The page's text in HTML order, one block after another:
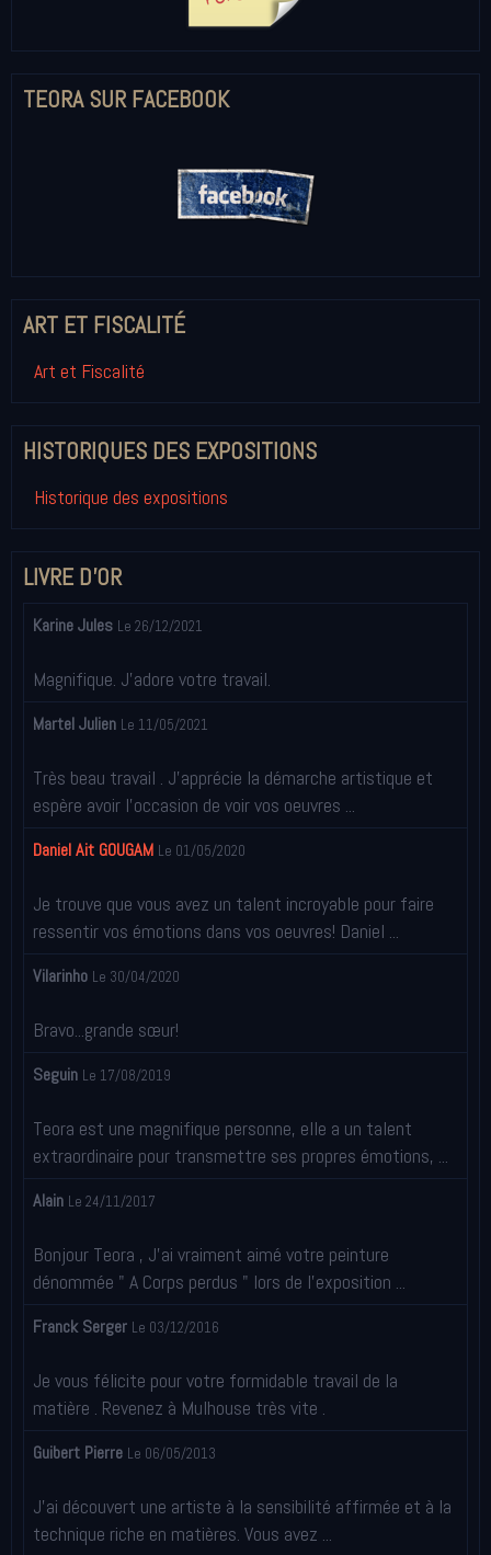
TEORA SUR FACEBOOK
ART ET FISCALITÉ
Art et Fiscalité
HISTORIQUES DES EXPOSITIONS
Historique des expositions
LIVRE D'OR
Karine Jules Le 26/12/2021
Magnifique. J'adore votre travail.
Martel Julien Le 11/05/2021
Très beau travail . J'apprécie la démarche artistique et
espère avoir l'occasion de voir vos oeuvres ...
Daniel Ait GOUGAM Le 01/05/2020
Je trouve que vous avez un talent incroyable pour faire
ressentir vos émotions dans vos oeuvres! Daniel ...
Vilarinho Le 30/04/2020
Bravo...grande sœur!
Seguin Le 17/08/2019
Teora est une magnifique personne, elle a un talent
extraordinaire pour transmettre ses propres émotions, ...
Alain Le 24/11/2017
Bonjour Teora , J'ai vraiment aimé votre peinture
dénommée " A Corps perdus " lors de l'exposition ...
Franck Serger Le 03/12/2016
Je vous félicite pour votre formidable travail de la
matière . Revenez à Mulhouse très vite .
Guibert Pierre Le 06/05/2013
J'ai découvert une artiste à la sensibilité affirmée et à la
technique riche en matières. Vous avez ...